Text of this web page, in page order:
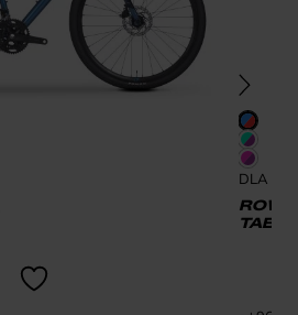
DLA